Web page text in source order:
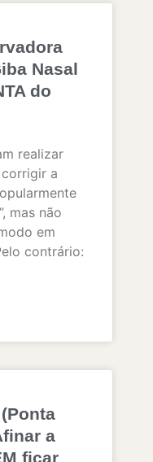
Nasal
do
realizar
a
mas não
em
contrário:
a
ficar